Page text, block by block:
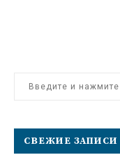
СВЕЖИЕ ЗАПИСИ